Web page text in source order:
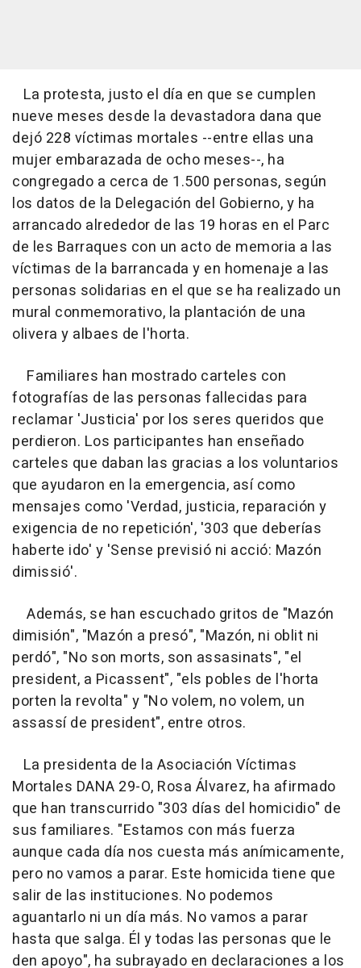
La protesta, justo el día en que se cumplen
nueve meses desde la devastadora dana que
dejó 228 víctimas mortales --entre ellas una
mujer embarazada de ocho meses--, ha
congregado a cerca de 1.500 personas, según
los datos de la Delegación del Gobierno, y ha
arrancado alrededor de las 19 horas en el Parc
de les Barraques con un acto de memoria a las
víctimas de la barrancada y en homenaje a las
personas solidarias en el que se ha realizado un
mural conmemorativo, la plantación de una
olivera y albaes de l'horta.
Familiares han mostrado carteles con
fotografías de las personas fallecidas para
reclamar 'Justicia' por los seres queridos que
perdieron. Los participantes han enseñado
carteles que daban las gracias a los voluntarios
que ayudaron en la emergencia, así como
mensajes como 'Verdad, justicia, reparación y
exigencia de no repetición', '303 que deberías
haberte ido' y 'Sense previsió ni acció: Mazón
dimissió'.
Además, se han escuchado gritos de "Mazón
dimisión", "Mazón a presó", "Mazón, ni oblit ni
perdó", "No son morts, son assasinats", "el
president, a Picassent", "els pobles de l'horta
porten la revolta" y "No volem, no volem, un
assassí de president", entre otros.
La presidenta de la Asociación Víctimas
Mortales DANA 29-O, Rosa Álvarez, ha afirmado
que han transcurrido "303 días del homicidio" de
sus familiares. "Estamos con más fuerza
aunque cada día nos cuesta más anímicamente,
pero no vamos a parar. Este homicida tiene que
salir de las instituciones. No podemos
aguantarlo ni un día más. No vamos a parar
hasta que salga. Él y todas las personas que le
den apoyo", ha subrayado en declaraciones a los